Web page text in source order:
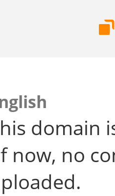
domain
now, no